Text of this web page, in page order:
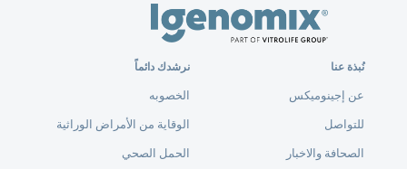
نرشدك دائماً
الخصوبه
الوقاية من الأمراض الوراثية
الحمل الصحي
نُبذة عنا
عن إجينوميكس
للتواصل
الصحافة والاخبار